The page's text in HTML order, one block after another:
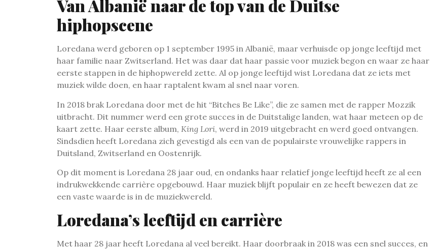
Van Albanië naar de top van de Duitse
hiphopscene
Loredana werd geboren op 1 september 1995 in Albanië, maar verhuisde op jonge leeftijd met
haar familie naar Zwitserland. Het was daar dat haar passie voor muziek begon en waar ze haar
eerste stappen in de hiphopwereld zette. Al op jonge leeftijd wist Loredana dat ze iets met
muziek wilde doen, en haar raptalent kwam al snel naar voren.
In 2018 brak Loredana door met de hit “Bitches Be Like”, die ze samen met de rapper Mozzik
uitbracht. Dit nummer werd een grote succes in de Duitstalige landen, wat haar meteen op de
kaart zette. Haar eerste album, King Lori, werd in 2019 uitgebracht en werd goed ontvangen.
Sindsdien heeft Loredana zich gevestigd als een van de populairste vrouwelijke rappers in
Duitsland, Zwitserland en Oostenrijk.
Op dit moment is Loredana 28 jaar oud, en ondanks haar relatief jonge leeftijd heeft ze al een
indrukwekkende carrière opgebouwd. Haar muziek blijft populair en ze heeft bewezen dat ze
een vaste waarde is in de muziekwereld.
Loredana’s leeftijd en carrière
Met haar 28 jaar heeft Loredana al veel bereikt. Haar doorbraak in 2018 was een snel succes, en